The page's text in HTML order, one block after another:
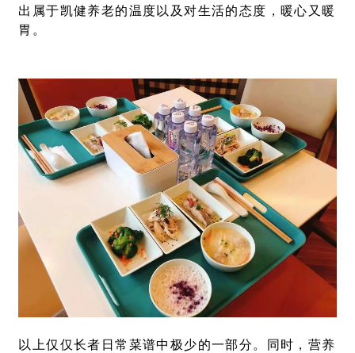
出属于凯健养老的温度以及对生活的态度，暖心又暖
胃。
以上仅仅长者日常菜谱中极少的一部分。同时，营养